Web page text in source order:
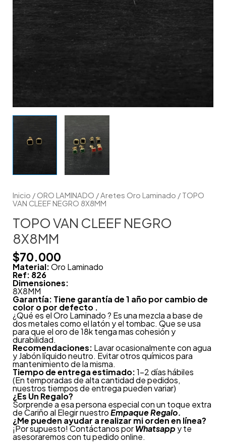
Inicio / ORO LAMINADO /Aretes Oro Laminado / TOPO
VAN CLEEF NEGRO 8X8MM
TOPO VAN CLEEF NEGRO
8X8MM
$70.000
Material:Oro Laminado
Ref: 826
Dimensiones:
8X8MM
Garantía: Tiene garantía de 1 año por cambio de
color o por defecto .
¿Qué es el Oro Laminado ? Es una mezcla a base de
dos metales como el latón y el tombac. Que se usa
para que el oro de 18k tenga mas cohesión y
durabilidad.
Recomendaciones: Lavar ocasionalmente con agua
y Jabón líquido neutro. Evitar otros químicos para
mantenimiento de la misma.
Tiempo de entrega estimado:1-2 días hábiles
(En temporadas de alta cantidad de pedidos,
nuestros tiempos de entrega pueden variar)
¿Es Un Regalo?
Sorprende a esa persona especial con un toque extra
de Cariño al Elegir nuestroEmpaque Regalo.
¿Me pueden ayudar a realizar mi orden en línea?
¡Por supuesto! Contáctanos porWhatsapp y te
asesoraremos con tu pedido online.